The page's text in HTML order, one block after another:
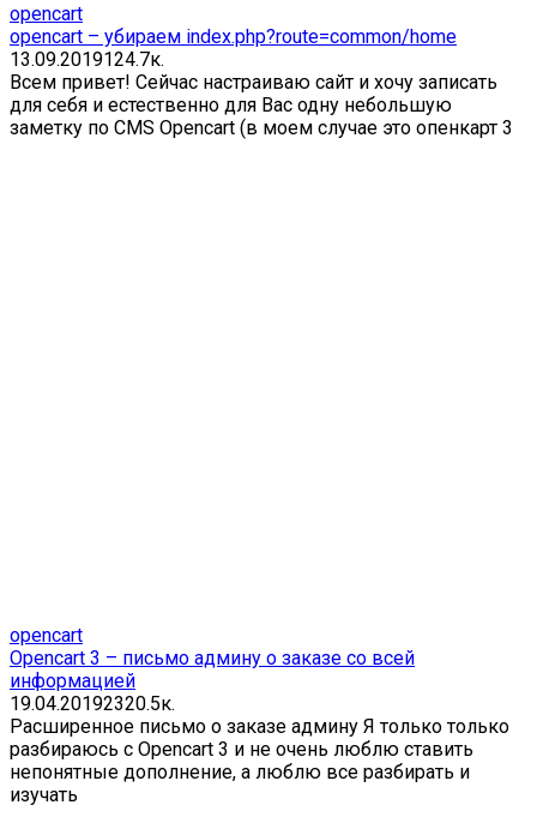
opencart
opencart – убираем index.php?route=common/home
13.09.2019124.7к.
Всем привет! Сейчас настраиваю сайт и хочу записать
для себя и естественно для Вас одну небольшую
заметку по CMS Opencart (в моем случае это опенкарт 3
opencart
Opencart 3 – письмо админу о заказе со всей
информацией
19.04.20192320.5к.
Расширенное письмо о заказе админу Я только только
разбираюсь с Opencart 3 и не очень люблю ставить
непонятные дополнение, а люблю все разбирать и
изучать